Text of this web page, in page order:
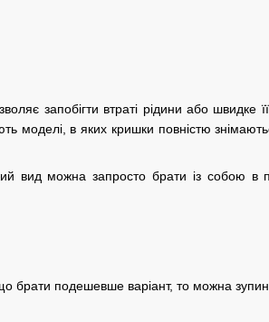
запобігти втраті рідини або швидке
моделі, в яких кришки повністю
вид можна запросто брати із собою в
подешевше варіант, то можна